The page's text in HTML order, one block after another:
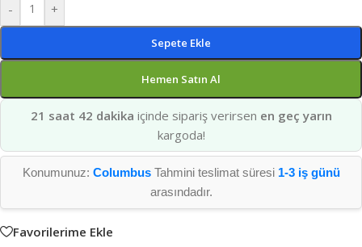
-
+
Sepete Ekle
Hemen Satın Al
21 saat 42 dakika içinde sipariş verirsen en geç yarın
kargoda!
Konumunuz: ColumbusTahmini teslimat süresi 1-3 iş günü
arasındadır.
Favorilerime Ekle